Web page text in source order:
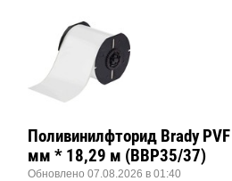
Поливинилфторид Brady
мм * 18,29 м (BBP35/37)
Обновлено 07.08.2026 в 01:40